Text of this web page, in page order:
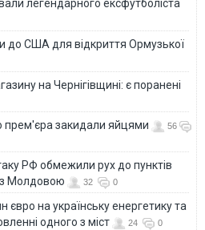
легендарного ексфутболіста
до США для відкриття Ормузької
на Чернігівщині: є поранені
прем'єра закидали яйцями
56
РФ обмежили рух до пунктів
з Молдовою
32 0
євро на українську енергетику та
одного з міст
24 0